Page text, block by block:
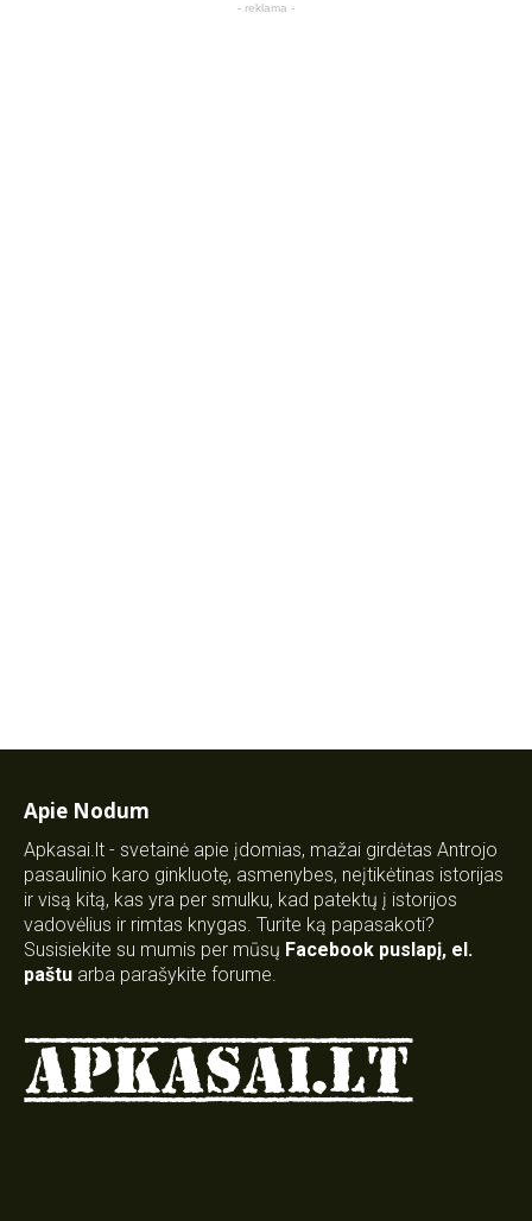
- reklama -
Apie Nodum
Apkasai.lt - svetainė apie įdomias, mažai girdėtas Antrojo
pasaulinio karo ginkluotę, asmenybes, neįtikėtinas istorijas
ir visą kitą, kas yra per smulku, kad patektų į istorijos
vadovėlius ir rimtas knygas. Turite ką papasakoti?
Susisiekite su mumis per mūsų Facebook puslapį, el.
paštu arba parašykite forume.